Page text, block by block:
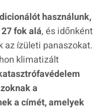
használunk,
fok alá, és időnként
az ízületi panaszokat.
klimatizált
a
a címét, amelyek